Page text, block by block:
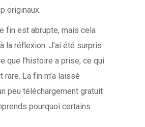
originaux.
fin est abrupte, mais cela
la réflexion. J’ai été surpris
que l’histoire a prise, ce qui
rare. La fin m’a laissé
peu téléchargement gratuit
pourquoi certains